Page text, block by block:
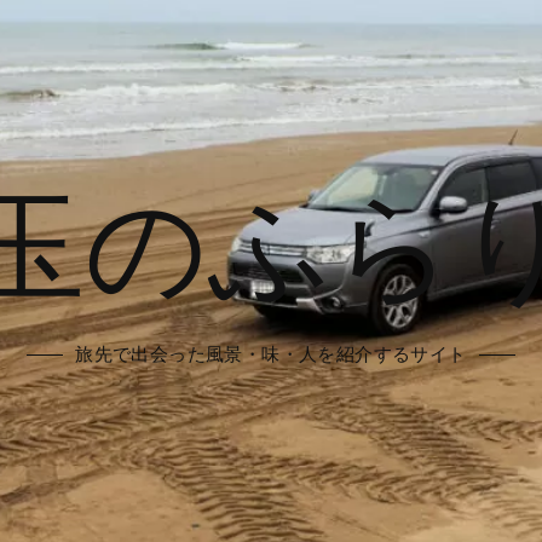
のふら
旅先で出会った風景・味・人を紹介するサイト